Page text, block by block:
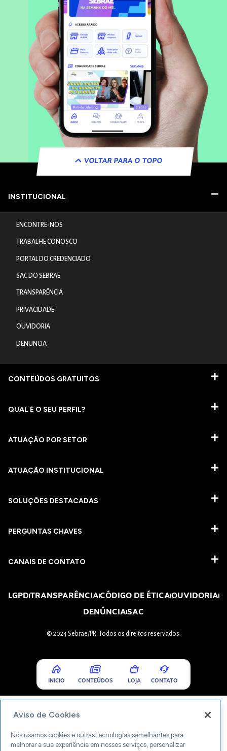
VOLTAR PARA O TOPO
INSTITUCIONAL
ENCONTRE-NOS
TRABALHE CONOSCO
PORTAL DO CREDENCIADO
SAC DO SEBRAE
TRANSPARÊNCIA
PRIVACIDADE
OUVIDORIA
DENUNCIA
CONTEÚDOS GRATUITOS
QUAL É O SEU PERFIL?
ATUAÇÃO POR SETOR
ATUAÇÃO INSTITUCIONAL
SOLUÇÕES DESTACADAS
PERGUNTAS CHAVES​
CANAIS DE CONTATO
LGPDTRANSPARÊNCIACÓDIGO DE ÉTICAOUVIDORIA
DENÚNCIASAC
© 2024 Sebrae/PR. Todos os direitos reservados.
INICIO CONTEÚDOS LOJA CONTATO
Aviso de Cookies
Nós usamos cookies e outras tecnologias semelhantes para
melhorar a sua experiência em nossos serviços, personalizar